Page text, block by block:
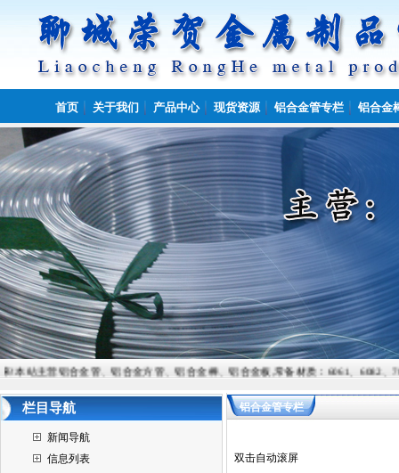
首页 关于我们 产品中心 现货资源 铝合金管专栏 铝合金
站主营铝合金管、铝合金方管、铝合金棒、铝合金板,常备材质：6061、6082、
栏目导航
新闻导航
信息列表
铝合金管专栏
双击自动滚屏